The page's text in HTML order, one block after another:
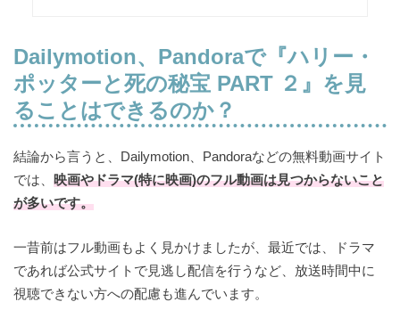
Dailymotion、Pandoraで『ハリー・
ポッターと死の秘宝 PART ２』を見
ることはできるのか？
結論から言うと、Dailymotion、Pandoraなどの無料動画サイト
では、 映画やドラマ(特に映画)のフル動画は見つからないこと
が多いです。
一昔前はフル動画もよく見かけましたが、最近では、ドラマ
であれば公式サイトで見逃し配信を行うなど、放送時間中に
視聴できない方への配慮も進んでいます。